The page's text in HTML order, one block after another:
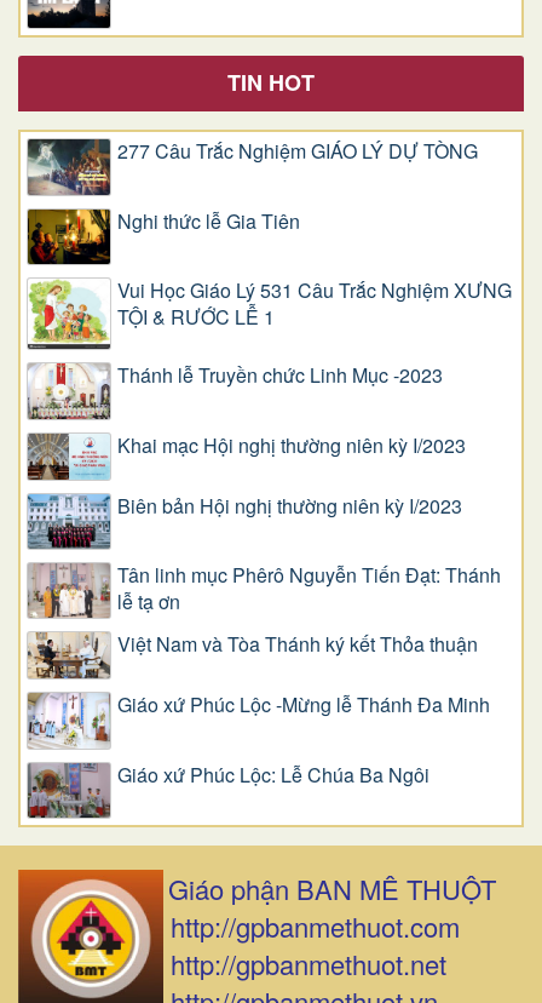
TIN HOT
277 Câu Trắc Nghiệm GIÁO LÝ DỰ TÒNG
Nghi thức lễ Gia Tiên
Vui Học Giáo Lý 531 Câu Trắc Nghiệm XƯNG
TỘI & RƯỚC LỄ 1
Thánh lễ Truyền chức Linh Mục -2023
Khai mạc Hội nghị thường niên kỳ I/2023
Biên bản Hội nghị thường niên kỳ I/2023
Tân linh mục Phêrô Nguyễn Tiến Đạt: Thánh
lễ tạ ơn
Việt Nam và Tòa Thánh ký kết Thỏa thuận
Giáo xứ Phúc Lộc -Mừng lễ Thánh Đa Minh
Giáo xứ Phúc Lộc: Lễ Chúa Ba Ngôi
Giáo phận BAN MÊ THUỘT
http://gpbanmethuot.com
http://gpbanmethuot.net